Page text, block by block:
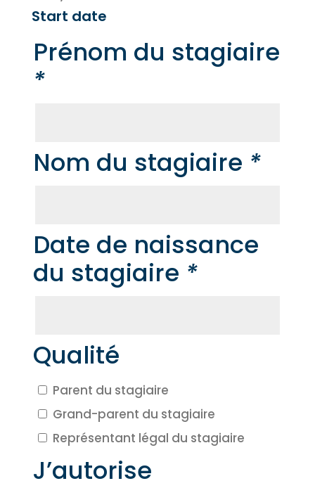
Start date
Prénom du stagiaire
*
Nom du stagiaire *
Date de naissance
du stagiaire *
Qualité
Parent du stagiaire
Grand-parent du stagiaire
Représentant légal du stagiaire
J’autorise